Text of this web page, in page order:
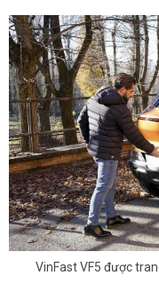
VinFast VF5 được